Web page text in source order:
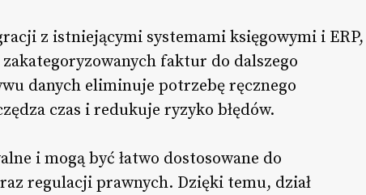
z istniejącymi systemami księgowymi i ERP,
faktur do dalszego
danych eliminuje potrzebę ręcznego
czas i redukuje ryzyko błędów.
i mogą być łatwo dostosowane do
regulacji prawnych. Dzięki temu, dział